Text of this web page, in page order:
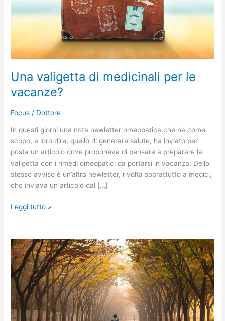
Una valigetta di medicinali per le
vacanze?
Focus / Dottore
In questi giorni una nota newletter omeopatica che ha come
scopo, a loro dire, quello di generare salute, ha inviato per
posta un articolo dove proponeva di pensare a preparare la
valigetta con i rimedi omeopatici da portarsi in vacanza. Dello
stesso avviso è un’altra newletter, rivolta soprattutto a medici,
che inviava un articolo dal […]
Leggi tutto »
La
‘Camminata’